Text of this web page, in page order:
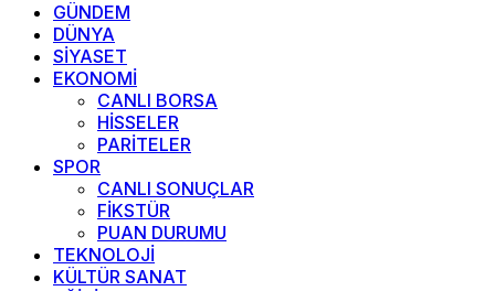
GÜNDEM
DÜNYA
SİYASET
EKONOMİ
CANLI BORSA
HİSSELER
PARİTELER
SPOR
CANLI SONUÇLAR
FİKSTÜR
PUAN DURUMU
TEKNOLOJİ
KÜLTÜR SANAT